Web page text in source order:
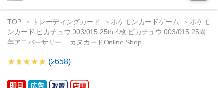
TOP トレーディングカード ポケモンカードゲーム
ポケモ
ンカード ピカチュウ 003/015 25th 4枚 ピカチュウ 003/015 25周
年アニバーサリー – カヌカードOnline Shop
(2658)